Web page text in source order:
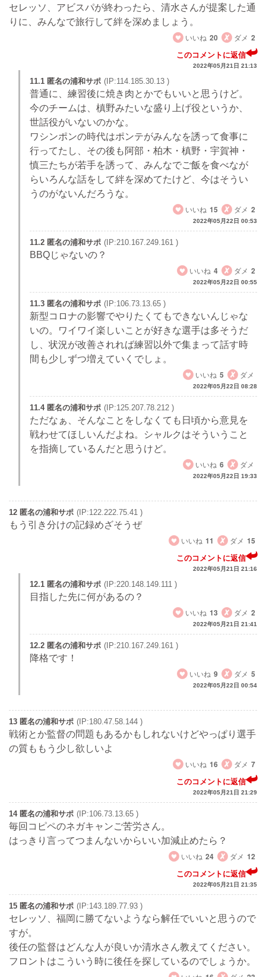
セレッソ、アビスパが終わったら、清水さんが提案した通
りに、みんなで旅行して絆を深めましょう。
いいね 20 ダメ 2
このコメントに返信
2022年05月21日 21:13
11.1 匿名の浦和サポ (IP:114.185.30.13 )
普通に、練習後に焼き肉とかでもいいと思うけど。
今のチームは、槙野みたいな盛り上げ役というか、
世話役がいないのかな。
ワシンポンの時代はポンテがみんなを誘って食事に
行ってたし、その後も阿部・柏木・槙野・宇賀神・
慎三たちが若手を誘って、みんなでご飯を食べなが
らいろんな話をして絆を深めてたけど、今はそうい
うのがないんだろうな。
いいね 15 ダメ 2
2022年05月22日 00:53
11.2 匿名の浦和サポ (IP:210.167.249.161 )
BBQじゃないの？
いいね 4 ダメ 2
2022年05月22日 00:55
11.3 匿名の浦和サポ (IP:106.73.13.65 )
新型コロナの影響でやりたくてもできないんじゃな
いの。ワイワイ楽しいことが好きな選手は多そうだ
し、状況が改善されれば練習以外で集まって話す時
間も少しずつ増えていくでしょ。
いいね 5 ダメ
2022年05月22日 08:28
11.4 匿名の浦和サポ (IP:125.207.78.212 )
ただなぁ、そんなことをしなくても日頃から意見を
戦わせてほしいんだよね。シャルクはそういうこと
を指摘しているんだと思うけど。
いいね 6 ダメ
2022年05月22日 19:33
12 匿名の浦和サポ (IP:122.222.75.41 )
もう引き分けの記録めざそうぜ
いいね 11 ダメ 15
このコメントに返信
2022年05月21日 21:16
12.1 匿名の浦和サポ (IP:220.148.149.111 )
目指した先に何があるの？
いいね 13 ダメ 2
2022年05月21日 21:41
12.2 匿名の浦和サポ (IP:210.167.249.161 )
降格です！
いいね 9 ダメ 5
2022年05月22日 00:54
13 匿名の浦和サポ (IP:180.47.58.144 )
戦術とか監督の問題もあるかもしれないけどやっぱり選手
の質ももう少し欲しいよ
いいね 16 ダメ 7
このコメントに返信
2022年05月21日 21:29
14 匿名の浦和サポ (IP:106.73.13.65 )
毎回コピペのネガキャンご苦労さん。
はっきり言ってつまんないからいい加減止めたら？
いいね 24 ダメ 12
このコメントに返信
2022年05月21日 21:35
15 匿名の浦和サポ (IP:143.189.77.93 )
セレッソ、福岡に勝てないようなら解任でいいと思うので
すが。
後任の監督はどんな人が良いか清水さん教えてください。
フロントはこういう時に後任を探しているのでしょうか。